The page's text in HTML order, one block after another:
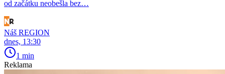
od začátku neobešla bez…
Náš REGION
dnes, 13:30
1 min
Reklama